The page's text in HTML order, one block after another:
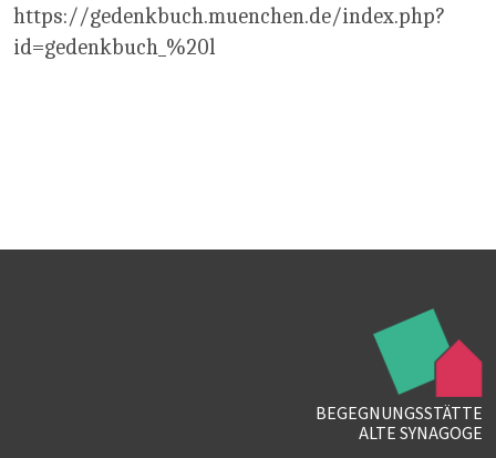
https://gedenkbuch.muenchen.de/index.php?
id=gedenkbuch_%20l
BEGEGNUNGSSTÄTTE
ALTE SYNAGOGE